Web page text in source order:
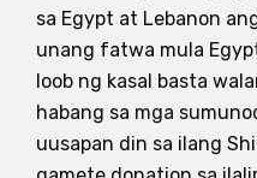
sa Egypt at Lebanon
unang fatwa mula
loob ng kasal basta
habang sa mga
uusapan din sa ilang